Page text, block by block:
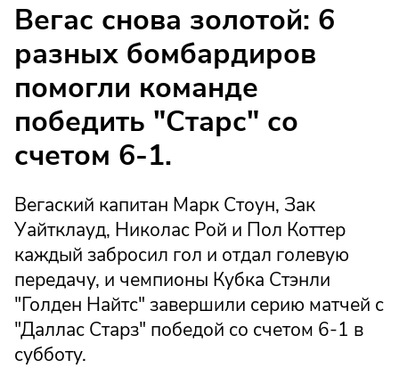
Вегас снова золотой: 6
разных бомбардиров
помогли команде
победить "Старс" со
счетом 6-1.
Вегаский капитан Марк Стоун, Зак
Уайтклауд, Николас Рой и Пол Коттер
каждый забросил гол и отдал голевую
передачу, и чемпионы Кубка Стэнли
"Голден Найтс" завершили серию матчей с
"Даллас Старз" победой со счетом 6-1 в
субботу.